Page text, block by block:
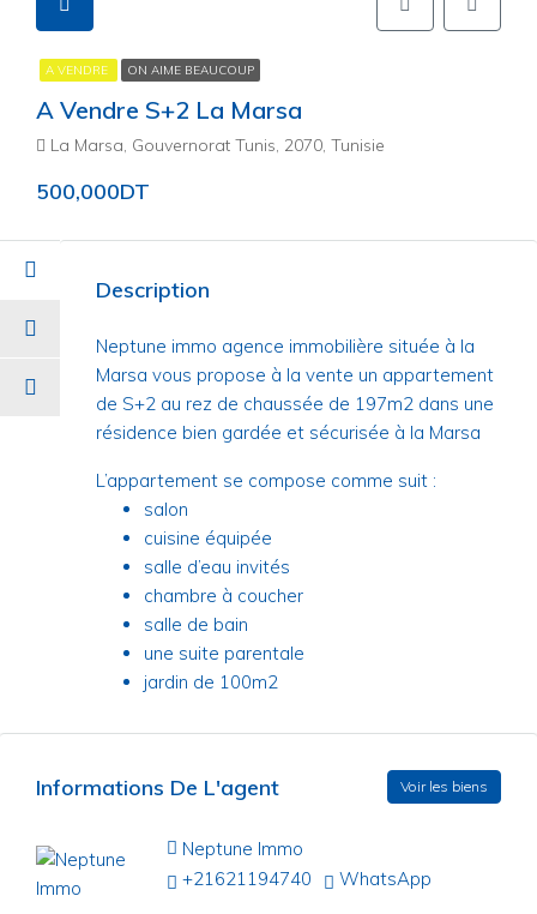
A VENDRE ON AIME BEAUCOUP
A Vendre S+2 La Marsa
La Marsa, Gouvernorat Tunis, 2070, Tunisie
500,000DT
Description
Neptune immo agence immobilière située à la
Marsa vous propose à la vente un appartement
de S+2 au rez de chaussée de 197m2 dans une
résidence bien gardée et sécurisée à la Marsa
L’appartement se compose comme suit :
salon
cuisine équipée
salle d’eau invités
chambre à coucher
salle de bain
une suite parentale
jardin de 100m2
Informations De L'agent Voir les biens
Neptune Immo
+21621194740
WhatsApp